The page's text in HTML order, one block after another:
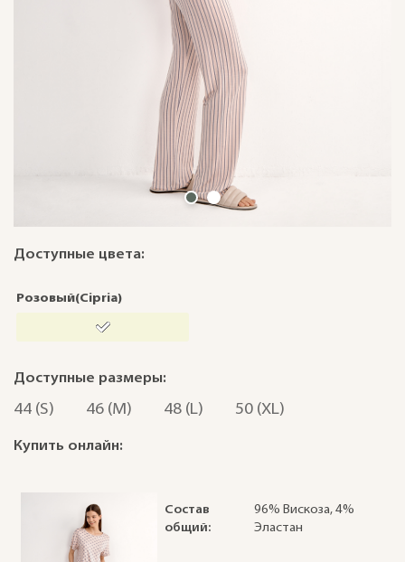
Доступные цвета:
Розовый(Cipria)
Доступные размеры:
44 (S) 46 (M) 48 (L) 50 (XL)
Купить онлайн:
Состав
общий:
96% Вискоза, 4%
Эластан